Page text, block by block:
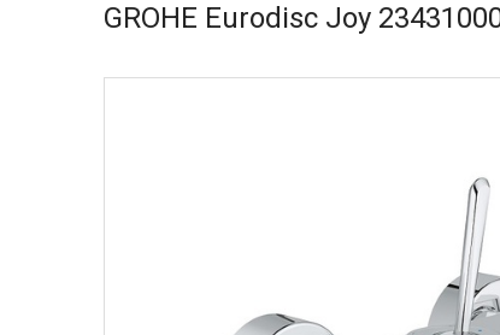
GROHE Eurodisc Joy